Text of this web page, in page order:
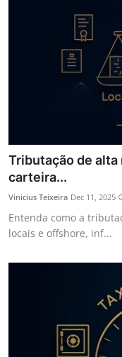
Tributação de
carteira...
Vinicius Teixeira Dec 11, 2025
Entenda como a
locais e offshore, inf...